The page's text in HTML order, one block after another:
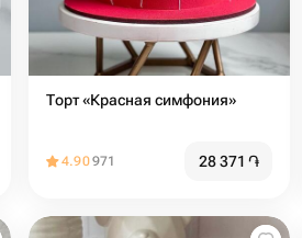
Торт «Красная симфония»
4.90971 28 371 ֏